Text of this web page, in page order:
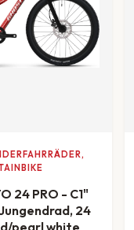
24 PRO - C1"
24
pearl white